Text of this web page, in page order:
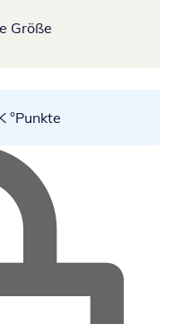
Größe
°Punkte